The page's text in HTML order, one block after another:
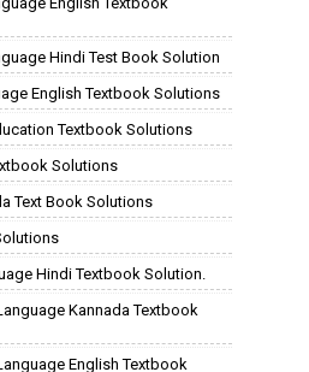
Hindi Test Book Solution
English Textbook Solutions
Textbook Solutions
Solutions
Text Book Solutions
Hindi Textbook Solution.
Kannada Textbook
English Textbook